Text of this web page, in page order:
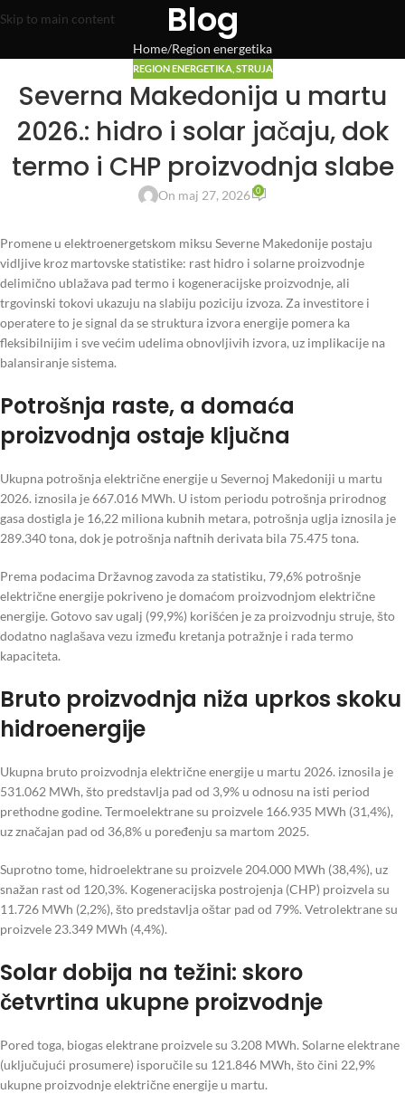
Skip to main content Blog
Home Region energetika
REGION ENERGETIKA, STRUJA
Severna Makedonija u martu
2026.: hidro i solar jačaju, dok
termo i CHP proizvodnja slabe
On maj 27, 2026 0
Promene u elektroenergetskom miksu Severne Makedonije postaju
vidljive kroz martovske statistike: rast hidro i solarne proizvodnje
delimično ublažava pad termo i kogeneracijske proizvodnje, ali
trgovinski tokovi ukazuju na slabiju poziciju izvoza. Za investitore i
operatere to je signal da se struktura izvora energije pomera ka
fleksibilnijim i sve većim udelima obnovljivih izvora, uz implikacije na
balansiranje sistema.
Potrošnja raste, a domaća
proizvodnja ostaje ključna
Ukupna potrošnja električne energije u Severnoj Makedoniji u martu
2026. iznosila je 667.016 MWh. U istom periodu potrošnja prirodnog
gasa dostigla je 16,22 miliona kubnih metara, potrošnja uglja iznosila je
289.340 tona, dok je potrošnja naftnih derivata bila 75.475 tona.
Prema podacima Državnog zavoda za statistiku, 79,6% potrošnje
električne energije pokriveno je domaćom proizvodnjom električne
energije. Gotovo sav ugalj (99,9%) korišćen je za proizvodnju struje, što
dodatno naglašava vezu između kretanja potražnje i rada termo
kapaciteta.
Bruto proizvodnja niža uprkos skoku
hidroenergije
Ukupna bruto proizvodnja električne energije u martu 2026. iznosila je
531.062 MWh, što predstavlja pad od 3,9% u odnosu na isti period
prethodne godine. Termoelektrane su proizvele 166.935 MWh (31,4%),
uz značajan pad od 36,8% u poređenju sa martom 2025.
Suprotno tome, hidroelektrane su proizvele 204.000 MWh (38,4%), uz
snažan rast od 120,3%. Kogeneracijska postrojenja (CHP) proizvela su
11.726 MWh (2,2%), što predstavlja oštar pad od 79%. Vetrolektrane su
proizvele 23.349 MWh (4,4%).
Solar dobija na težini: skoro
četvrtina ukupne proizvodnje
Pored toga, biogas elektrane proizvele su 3.208 MWh. Solarne elektrane
(uključujući prosumere) isporučile su 121.846 MWh, što čini 22,9%
ukupne proizvodnje električne energije u martu.